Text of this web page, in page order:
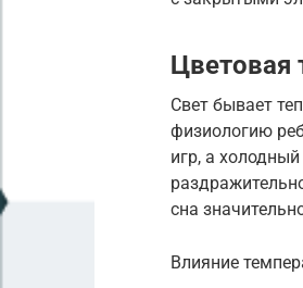
Цветовая
Свет бывает
физиологию
игр, а
сна
Влияние